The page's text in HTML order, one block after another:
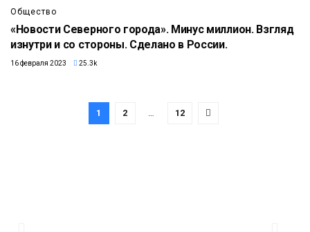
Общество
«Новости Северного города». Минус миллион. Взгляд
изнутри и со стороны. Сделано в России.
16 февраля 2023 25.3k
1 2 12